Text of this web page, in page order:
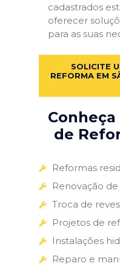
cadastrados
oferecer
para as suas
SOLICITE
REFORMA EM
de
Reformas
Renovação
Troca de
Projetos de
Instalações
Reparo e